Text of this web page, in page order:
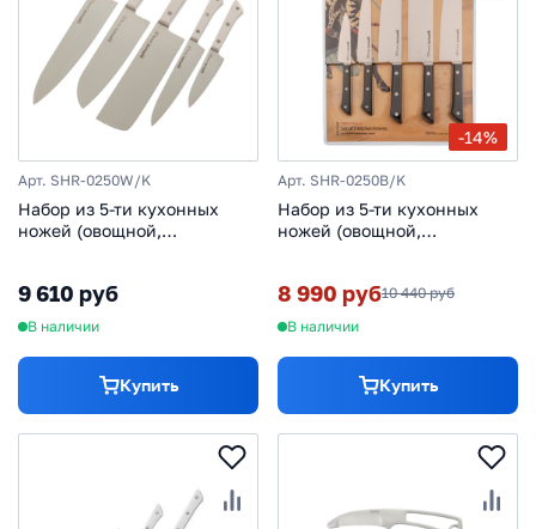
Арт. SHR-0250W/K
Набор из 5-ти кухонных
ножей (овощной,
Harakiri (SHR-0250W) White,
сталь AUS-8, рукоять ABS-
пластик
9 610 руб
В наличии
Купить
-14%
Арт. SHR-0250B/K
Набор из 5-ти кухонных
ножей (овощной,
Harakiri (SHR-0250B)
8 990 руб10 440 руб
В наличии
Купить